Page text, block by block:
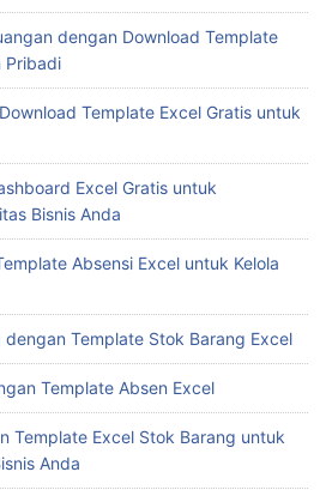
dengan Download Template
Pribadi
Template Excel Gratis untuk
Excel Gratis untuk
Bisnis Anda
Absensi Excel untuk Kelola
Template Stok Barang Excel
Template Absen Excel
Template Excel Stok Barang untuk
Anda